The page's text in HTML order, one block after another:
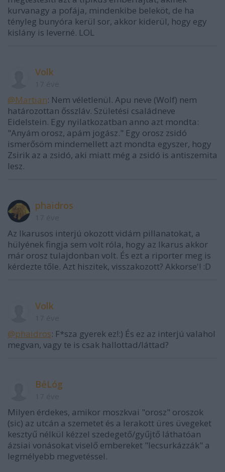
kurvanagy a pofája, mindenkibe beleköt, de ha
tényleg bunyóra kerül sor, akkor kiderül, hogy egy
kislány is leverné. LOL
Volk
@Martian: Nem véletlenül. Apu neve (Wolf) nem
határozottan ősszláv. Születési családneve
Eidelstein. Egy nyilatkozatban anno azt mondta:
"Anyám orosz, apám jogász." Egy orosz zsidó
ismerősöm mindemellett azt mondta egyszer, hogy
Zsirik az a zsidó, aki miatt még a zsidó is antiszemita
lesz.
phaidros
Az Ikarusos interjú okozott vidám pillanatokat, a
hülyének fingja sem volt róla, hogy az Ikarus akkor
már orosz tulajdonban volt. És ezt a riporter meg is
kérdezte tőle. Azt hiszitek, visszakozott? Akkorse'! :D
Volk
@phaidros: F*sza gyerek ez!:) És ez az interjú valahol
megvan, vagy te is csak hallottad/láttad?
BéLóg
Milyen érdekes, amikor moszkvai "orosz" oroszok
(sic) az utcán a szemetet és a lerakott üres üvegeket
kesztyű nélkül kézzel szedegető/gyűjtő láthatóan
ázsiai vonásokat viselő embereket "lecsurkázzák" a
legmélyebb megvetéssel.